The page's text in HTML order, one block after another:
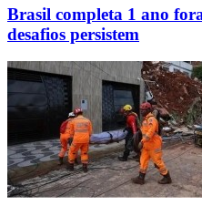
Brasil completa 1 ano
desafios persistem